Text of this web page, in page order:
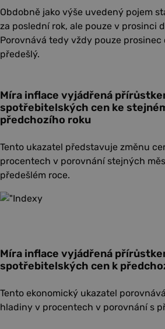
Obdobně jako výše uvedený pojem
za poslední rok, ale pouze v prosinci
Porovnává tedy vždy pouze prosinec
předešlý.
Míra inflace vyjádřená
spotřebitelských cen ke
předchozího roku
Tento ukazatel představuje změnu
procentech v porovnání stejných
předešlém roce.
Míra inflace vyjádřená
spotřebitelských cen k
Tento ekonomický ukazatel
hladiny v procentech v porovnání s